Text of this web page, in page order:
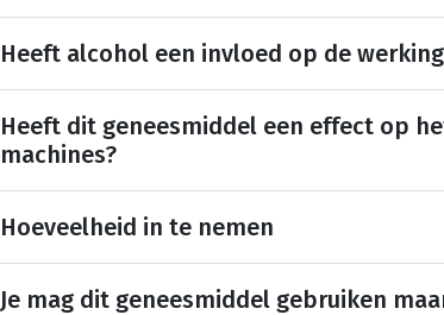
Heeft alcohol een invloed op de
Heeft dit geneesmiddel een effect op
machines?
Hoeveelheid in te nemen
Je mag dit geneesmiddel gebruiken